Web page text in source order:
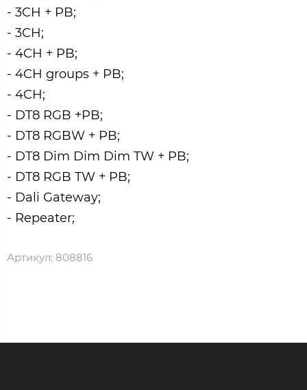
- 3CH + PB;
- 3CH;
- 4CH + PB;
- 4CH groups + PB;
- 4CH;
- DT8 RGB +PB;
- DT8 RGBW + PB;
- DT8 Dim Dim Dim TW + PB;
- DT8 RGB TW + PB;
- Dali Gateway;
- Repeater;
Артикул: 808816